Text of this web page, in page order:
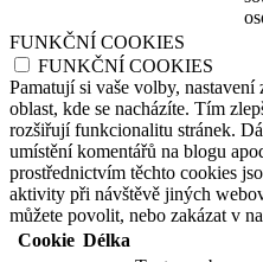
FUNKČNÍ COOKIES
FUNKČNÍ COOKIES
Pamatují si vaše volby,
oblast, kde se nacházíte. Tím
rozšiřují funkcionalitu stránek.
umístění komentářů na blogu
prostřednictvím těchto cookies
aktivity při návštěvě jiných
můžete povolit, nebo zakázat v
Cookie Délka